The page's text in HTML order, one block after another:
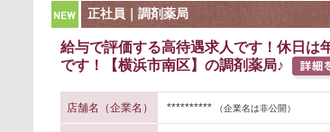
NEW
正社員｜調剤薬局
給与で評価する高待遇求人です！休日は
です！【横浜市南区】の調剤薬局♪
店舗名（企業名） ********** （企業名は非公開）